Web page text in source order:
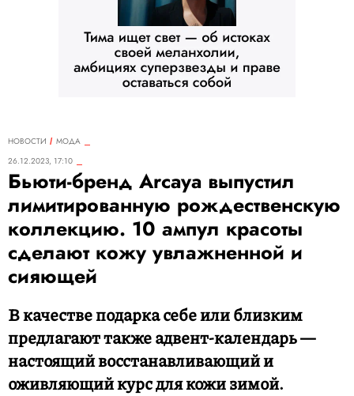
НОВОСТИ
МОДА
26.12.2023, 17:10
Бьюти-бренд Arcaya выпустил
лимитированную рождественскую
коллекцию. 10 ампул красоты
сделают кожу увлажненной и
сияющей
В качестве подарка себе или близким
предлагают также адвент-календарь —
настоящий восстанавливающий и
оживляющий курс для кожи зимой.